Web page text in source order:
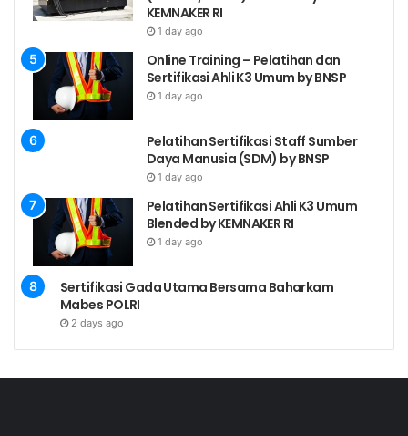
*Alamat
*Email
Perusahaan
*Email
*Telepon
Kantor
Ekstensi
*Handphone
KEMNAKER RI
1 day ago
Online Training – Pelatihan dan
Sertifikasi Ahli K3 Umum by BNSP
1 day ago
Pelatihan Sertifikasi Staff Sumber
Daya Manusia (SDM) by BNSP
1 day ago
Pelatihan Sertifikasi Ahli K3 Umum
Blended by KEMNAKER RI
1 day ago
Sertifikasi Gada Utama Bersama Baharkam
Mabes POLRI
2 days ago